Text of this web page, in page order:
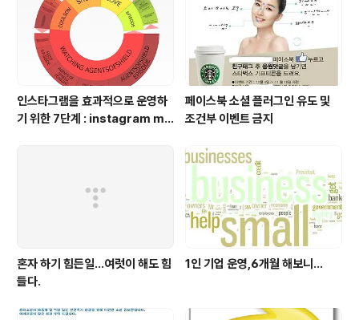
인스타그램을 효과적으로 운영하
기 위한 7단계 : instagram ma
페이스북 소셜 플러그인 유도 및
조건부 이벤트 금지
혼자 하기 힘든일…여럿이 해도 힘
들다.
1인 기업 운영,6개월 해보니...